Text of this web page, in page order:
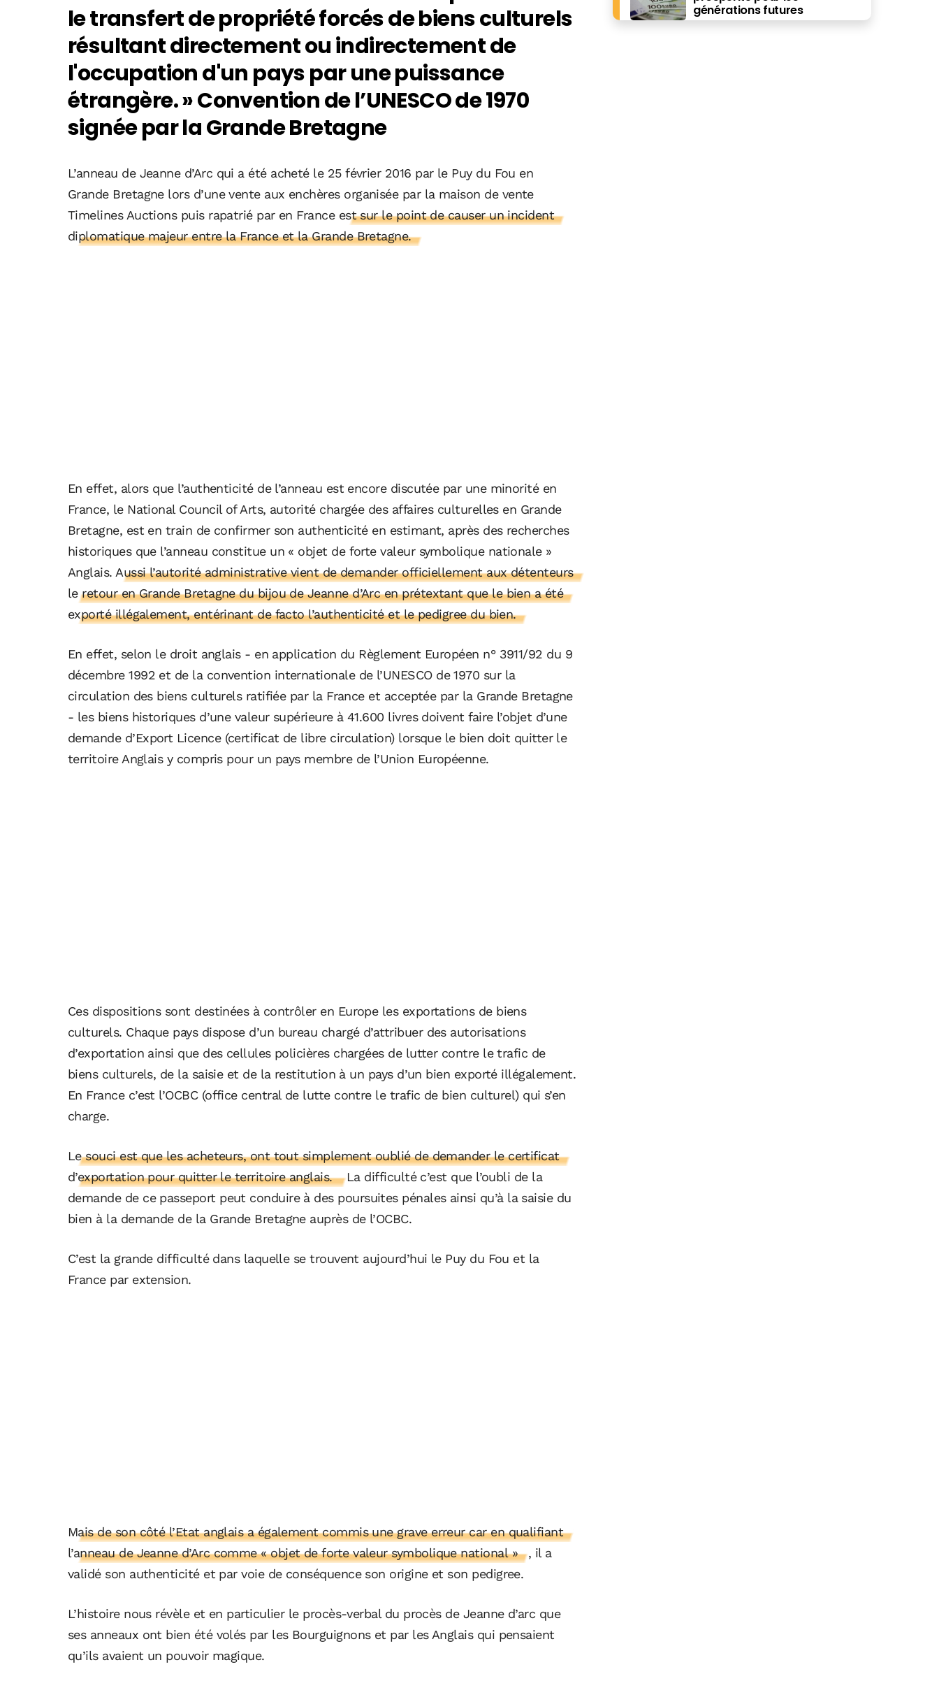
le transfert de propriété forcés de biens culturels
résultant directement ou indirectement de
l'occupation d'un pays par une puissance
étrangère. » Convention de l’UNESCO de 1970
signée par la Grande Bretagne
L’anneau de Jeanne d’Arc qui a été acheté le 25 février 2016 par le Puy du Fou en
Grande Bretagne lors d’une vente aux enchères organisée par la maison de vente
Timelines Auctions puis rapatrié par en France est sur le point de causer un incident
diplomatique majeur entre la France et la Grande Bretagne.
En effet, alors que l’authenticité de l’anneau est encore discutée par une minorité en
France, le National Council of Arts, autorité chargée des affaires culturelles en Grande
Bretagne, est en train de confirmer son authenticité en estimant, après des recherches
historiques que l’anneau constitue un « objet de forte valeur symbolique nationale »
Anglais. Aussi l’autorité administrative vient de demander officiellement aux détenteurs
le retour en Grande Bretagne du bijou de Jeanne d’Arc en prétextant que le bien a été
exporté illégalement, entérinant de facto l’authenticité et le pedigree du bien.
En effet, selon le droit anglais - en application du Règlement Européen n° 3911/92 du 9
décembre 1992 et de la convention internationale de l’UNESCO de 1970 sur la
circulation des biens culturels ratifiée par la France et acceptée par la Grande Bretagne
- les biens historiques d’une valeur supérieure à 41.600 livres doivent faire l’objet d’une
demande d’Export Licence (certificat de libre circulation) lorsque le bien doit quitter le
territoire Anglais y compris pour un pays membre de l’Union Européenne.
Ces dispositions sont destinées à contrôler en Europe les exportations de biens
culturels. Chaque pays dispose d’un bureau chargé d’attribuer des autorisations
d’exportation ainsi que des cellules policières chargées de lutter contre le trafic de
biens culturels, de la saisie et de la restitution à un pays d’un bien exporté illégalement.
En France c’est l’OCBC (office central de lutte contre le trafic de bien culturel) qui s’en
charge.
Le souci est que les acheteurs, ont tout simplement oublié de demander le certificat
d’exportation pour quitter le territoire anglais.
La difficulté c’est que l’oubli de la
demande de ce passeport peut conduire à des poursuites pénales ainsi qu’à la saisie du
bien à la demande de la Grande Bretagne auprès de l’OCBC.
C’est la grande difficulté dans laquelle se trouvent aujourd’hui le Puy du Fou et la
France par extension.
Mais de son côté l’Etat anglais a également commis une grave erreur car en qualifiant
l’anneau de Jeanne d’Arc comme « objet de forte valeur symbolique national »
, il a
validé son authenticité et par voie de conséquence son origine et son pedigree.
L’histoire nous révèle et en particulier le procès-verbal du procès de Jeanne d’arc que
ses anneaux ont bien été volés par les Bourguignons et par les Anglais qui pensaient
qu’ils avaient un pouvoir magique.
générations futures